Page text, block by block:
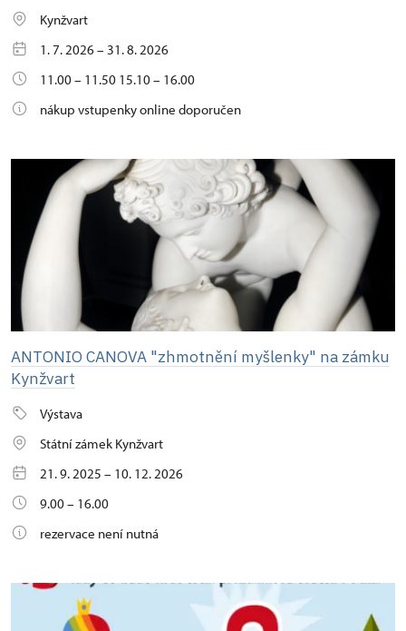
Kynžvart
1. 7. 2026 – 31. 8. 2026
11.00 – 11.50 15.10 – 16.00
nákup vstupenky online doporučen
ANTONIO CANOVA "zhmotnění myšlenky" na zámku
Kynžvart
Výstava
Státní zámek Kynžvart
21. 9. 2025 – 10. 12. 2026
9.00 – 16.00
rezervace není nutná